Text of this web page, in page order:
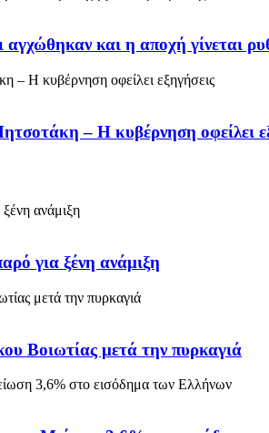
αγχώθηκαν και η αποχή γίνεται
– Η κυβέρνηση οφείλει
για ξένη ανάμιξη
Βοιωτίας μετά την πυρκαγιά